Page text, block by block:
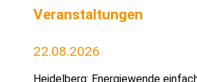
Veranstaltungen
22.08.2026
Heidelberg: Energiewende